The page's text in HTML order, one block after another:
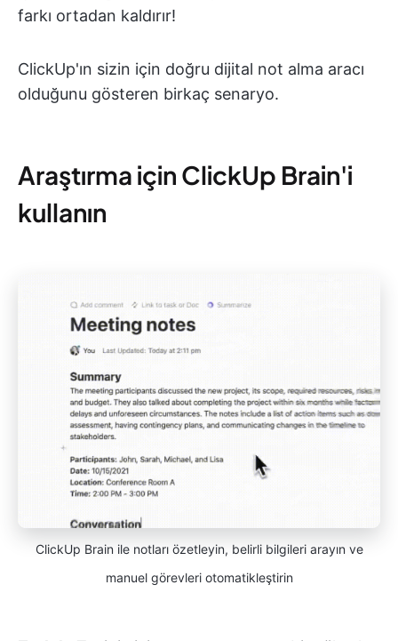
farkı ortadan kaldırır!
ClickUp'ın sizin için doğru dijital not alma aracı
olduğunu gösteren birkaç senaryo.
Araştırma için ClickUp Brain'i
kullanın
ClickUp Brain ile notları özetleyin, belirli bilgileri arayın ve
manuel görevleri otomatikleştirin